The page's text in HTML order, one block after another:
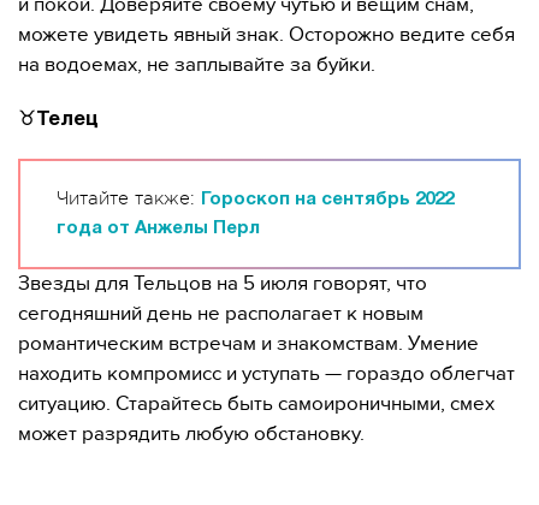
и покой. Доверяйте своему чутью и вещим снам,
можете увидеть явный знак. Осторожно ведите себя
на водоемах, не заплывайте за буйки.
♉️ Телец
Читайте также:
Гороскоп на сентябрь 2022
года от Анжелы Перл
Звезды для Тельцов на 5 июля говорят, что
сегодняшний день не располагает к новым
романтическим встречам и знакомствам. Умение
находить компромисс и уступать — гораздо облегчат
ситуацию. Старайтесь быть самоироничными, смех
может разрядить любую обстановку.